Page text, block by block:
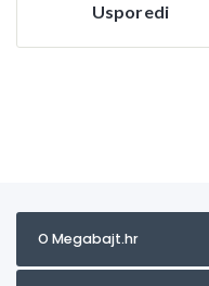
Usporedi
O Megabajt.hr